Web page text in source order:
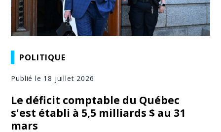
POLITIQUE
Publié le 18 juillet 2026
Le déficit comptable du Québec
s'est établi à 5,5 milliards $ au 31
mars